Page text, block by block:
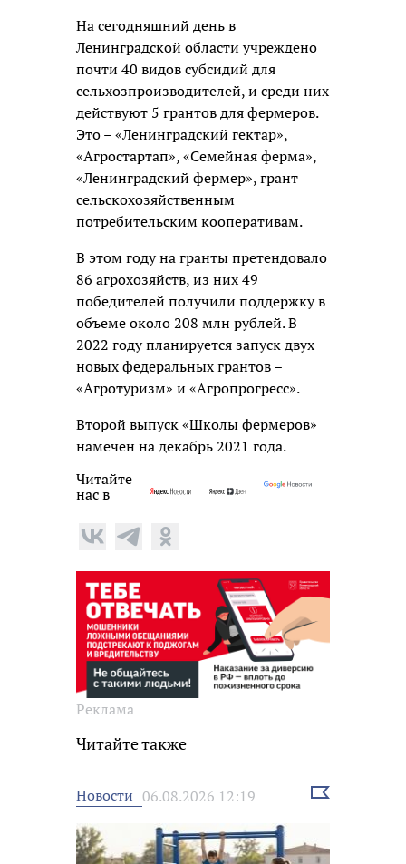
На сегодняшний день в
Ленинградской области учреждено
почти 40 видов субсидий для
сельхозпроизводителей, и среди них
действуют 5 грантов для фермеров.
Это – «Ленинградский гектар»,
«Агростартап», «Семейная ферма»,
«Ленинградский фермер», грант
сельскохозяйственным
потребительским кооперативам.
В этом году на гранты претендовало
86 агрохозяйств, из них 49
победителей получили поддержку в
объеме около 208 млн рублей. В
2022 году планируется запуск двух
новых федеральных грантов –
«Агротуризм» и «Агропрогресс».
Второй выпуск «Школы фермеров»
намечен на декабрь 2021 года.
Читайте
нас в
Реклама
Читайте также
Новости 06.08.2026 12:19
Выбрать